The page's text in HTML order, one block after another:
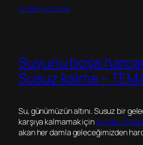
14 Temmuz 2008
Suyunu boşa
Susuz kalma –
Su, günümüzün altını. Susuz bir
karşıya kalmamak içinSuyunu
akan her damla geleceğimizden